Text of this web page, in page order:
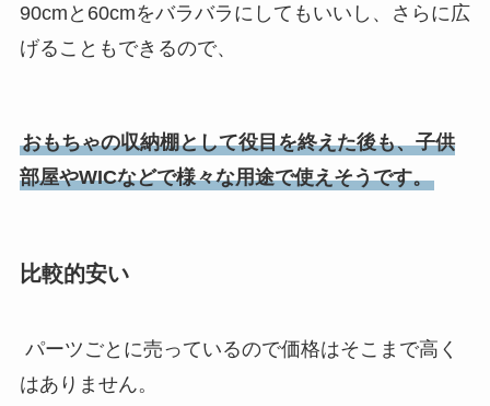
90cmと60cmをバラバラにしてもいいし、さらに広
げることもできるので、
おもちゃの収納棚として役目を終えた後も、子供
部屋やWICなどで様々な用途で使えそうです。
比較的安い
パーツごとに売っているので価格はそこまで高く
はありません。